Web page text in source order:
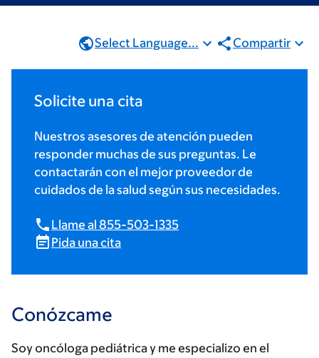
Select Language... Compartir
Solicite una cita
Nuestros asesores de atención pueden
responder muchas de sus preguntas. Le
contactarán con el mejor proveedor de
cuidados de la salud según sus necesidades.
Llame al 855-503-1335
Pida una cita
Conózcame
Soy oncóloga pediátrica y me especializo en el